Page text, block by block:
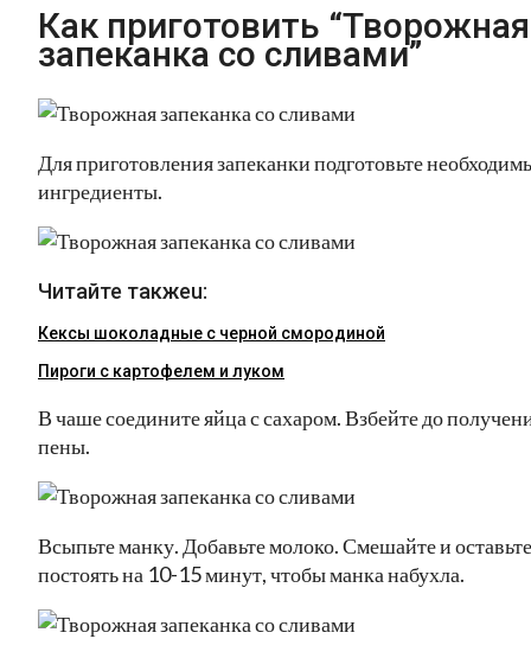
Как приготовить “Творожная
запеканка со сливами”
Для приготовления запеканки подготовьте
ингредиенты.
Читайте такжеu:
Кексы шоколадные с черной смородиной
Пироги c картофелем и луком
В чаше соедините яйца с сахаром. Взбейте до
пены.
Всыпьте манку. Добавьте молоко. Смешайте и оставьте
постоять на 10-15 минут, чтобы манка набухла.